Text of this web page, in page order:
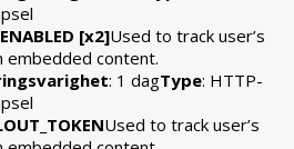
[x2]Used to track user’s
embedded content.
: 1 dagType: HTTP-
Used to track user’s